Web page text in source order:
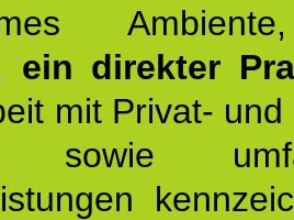
ein direkter
mit Privat-
sowie